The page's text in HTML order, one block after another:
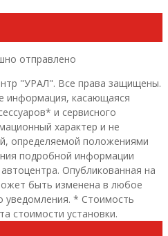
отправлено
"УРАЛ". Все права защищены.
информация, касающаяся
и сервисного
характер и не
определяемой положениями
подробной информации
Опубликованная на
быть изменена в любое
уведомления. * Стоимость
стоимости установки.